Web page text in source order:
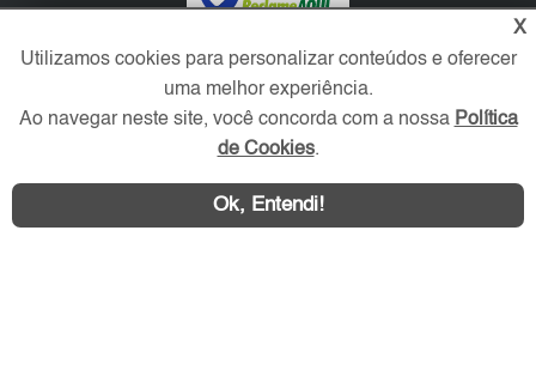
Redes Sociais
X
Utilizamos cookies para personalizar conteúdos e oferecer
uma melhor experiência.
Ao navegar neste site, você concorda com a nossa Política
de Cookies.
Ok, Entendi!